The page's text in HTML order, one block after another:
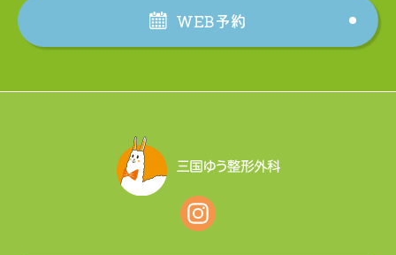
WEB予約